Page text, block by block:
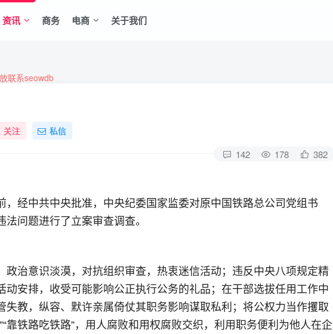
资讯 商务 电商 关于我们
联系seowdb
关注 私信
142 178 382
，经中共中央批准，中央纪委国家监委对原中国铁路总公司党组书
问题进行了立案审查调查。
政治意识淡漠，对抗组织审查，热衷迷信活动；违反中央八项规定精
动安排，收受可能影响公正执行公务的礼品；在干部选拔任用工作中
失教，纵容、默许亲属倚仗其职务影响谋取私利；将公权力当作攫取
靠铁路吃铁路”，用人腐败和用权腐败交织，利用职务便利为他人在企